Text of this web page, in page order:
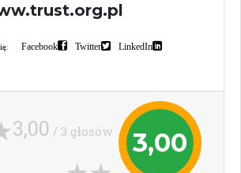
Facebook Twitter LinkedIn
3,00
3,00 / 3 głosów